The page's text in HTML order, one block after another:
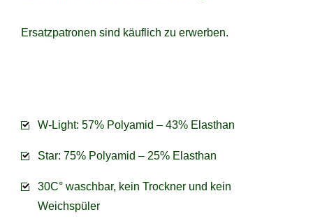
Ersatzpatronen sind käuflich zu erwerben.
W-Light: 57% Polyamid – 43% Elasthan
Star: 75% Polyamid – 25% Elasthan
30C° waschbar, kein Trockner und kein
Weichspüler